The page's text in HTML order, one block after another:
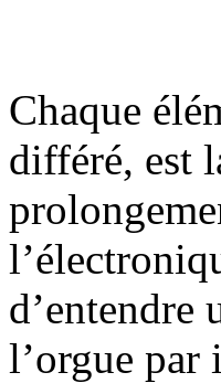
Chaque
différé, est
d’entendre
l’orgue par